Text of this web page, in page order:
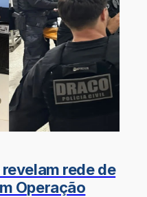
rede de
Operação